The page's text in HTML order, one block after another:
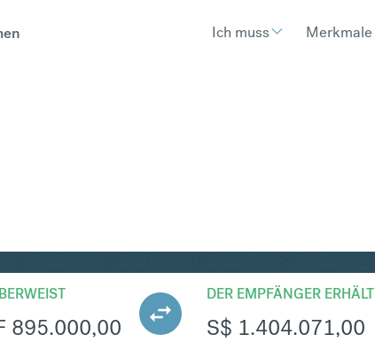
Ich muss Merkmale
895.000,00
DER EMPFÄNGER ERHÄLT
S$ 1.404.071,00